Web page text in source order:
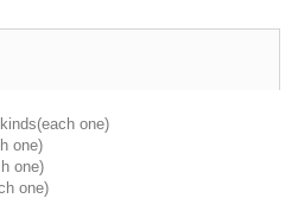
one)
one)
one)
one)